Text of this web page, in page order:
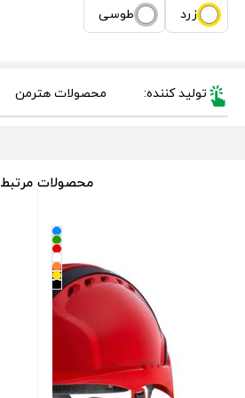
زرد طوسی
تولید کننده: محصولات هترمن
محصولات مرتبط